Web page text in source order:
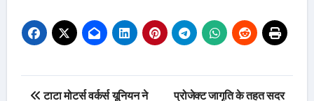
Post
टाटा मोटर्स वर्कर्स यूनियन ने प्रोजेक्ट जागृति के तहत सदर